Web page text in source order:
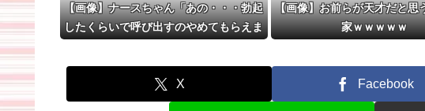
【画像】ナースちゃん「あの・・・勃起
したくらいで呼び出すのやめてもらえま
【画像】お前らが天才だと思
家ｗｗｗｗｗ
X Facebook